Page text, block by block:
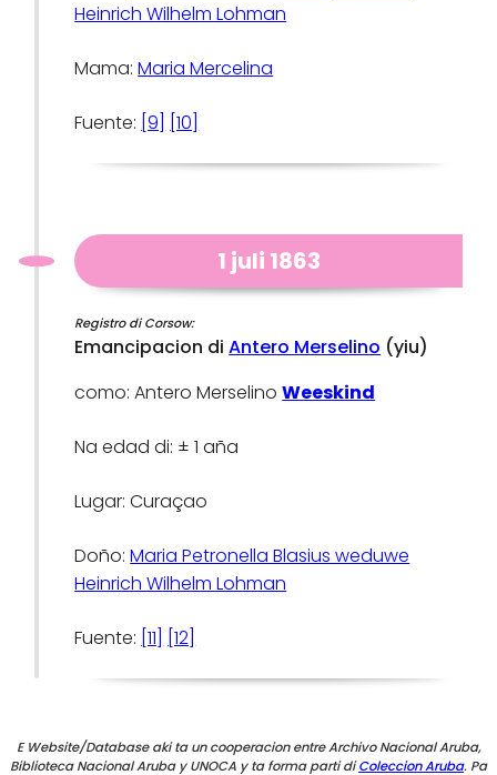
Heinrich Wilhelm Lohman
Mama:Maria Mercelina
Fuente: [9] [10]
1 juli 1863
Registro di Corsow:
Emancipacion diAntero Merselino (yiu)
como: Antero MerselinoWeeskind
Na edad di: ± 1 aña
Lugar: Curaçao
Doño:Maria Petronella Blasius weduwe
Heinrich Wilhelm Lohman
Fuente: [11] [12]
E Website/Database aki ta un cooperacion entre Archivo Nacional Aruba,
Biblioteca Nacional Aruba y UNOCA y ta forma parti diColeccion Aruba. Pa